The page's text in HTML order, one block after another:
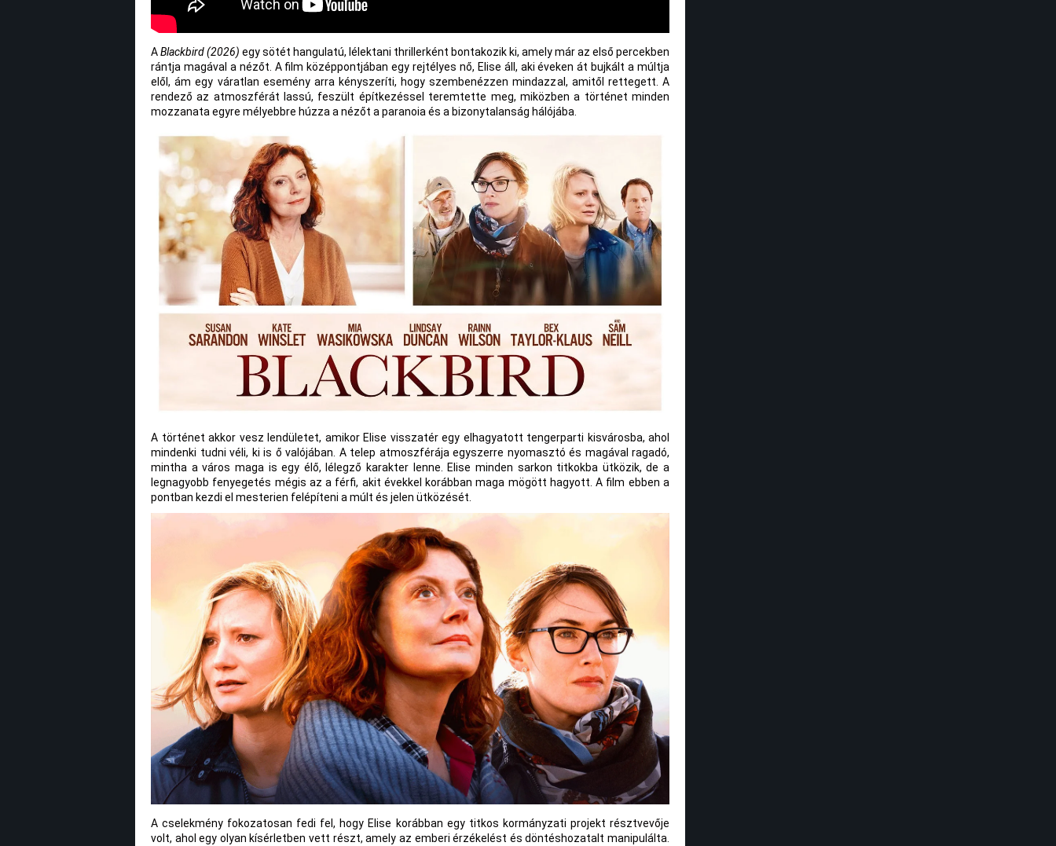
ABlackbird (2026) egy sötét hangulatú, lélektani thrillerként bontakozik ki, amely már az első percekben
rántja magával a nézőt. A film középpontjában egy rejtélyes nő, Elise áll, aki éveken át bujkált a múltja
elől, ám egy váratlan esemény arra kényszeríti, hogy szembenézzen mindazzal, amitől rettegett. A
rendező az atmoszférát lassú, feszült építkezéssel teremtette meg, miközben a történet minden
mozzanata egyre mélyebbre húzza a nézőt a paranoia és a bizonytalanság hálójába.
A történet akkor vesz lendületet, amikor Elise visszatér egy elhagyatott tengerparti kisvárosba, ahol
mindenki tudni véli, ki is ő valójában. A telep atmoszférája egyszerre nyomasztó és magával ragadó,
mintha a város maga is egy élő, lélegző karakter lenne. Elise minden sarkon titkokba ütközik, de a
legnagyobb fenyegetés mégis az a férfi, akit évekkel korábban maga mögött hagyott. A film ebben a
pontban kezdi el mesterien felépíteni a múlt és jelen ütközését.
A cselekmény fokozatosan fedi fel, hogy Elise korábban egy titkos kormányzati projekt résztvevője
volt, ahol egy olyan kísérletben vett részt, amely az emberi érzékelést és döntéshozatalt manipulálta.